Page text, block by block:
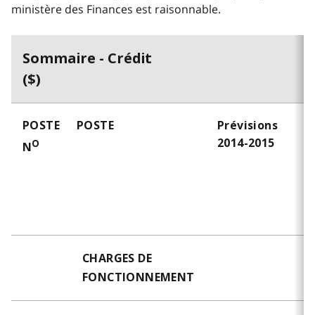
ministère des Finances est raisonnable.
Sommaire - Crédit
($)
POSTE
NO
POSTE
Prévisions
2014-2015
CHARGES DE
FONCTIONNEMENT